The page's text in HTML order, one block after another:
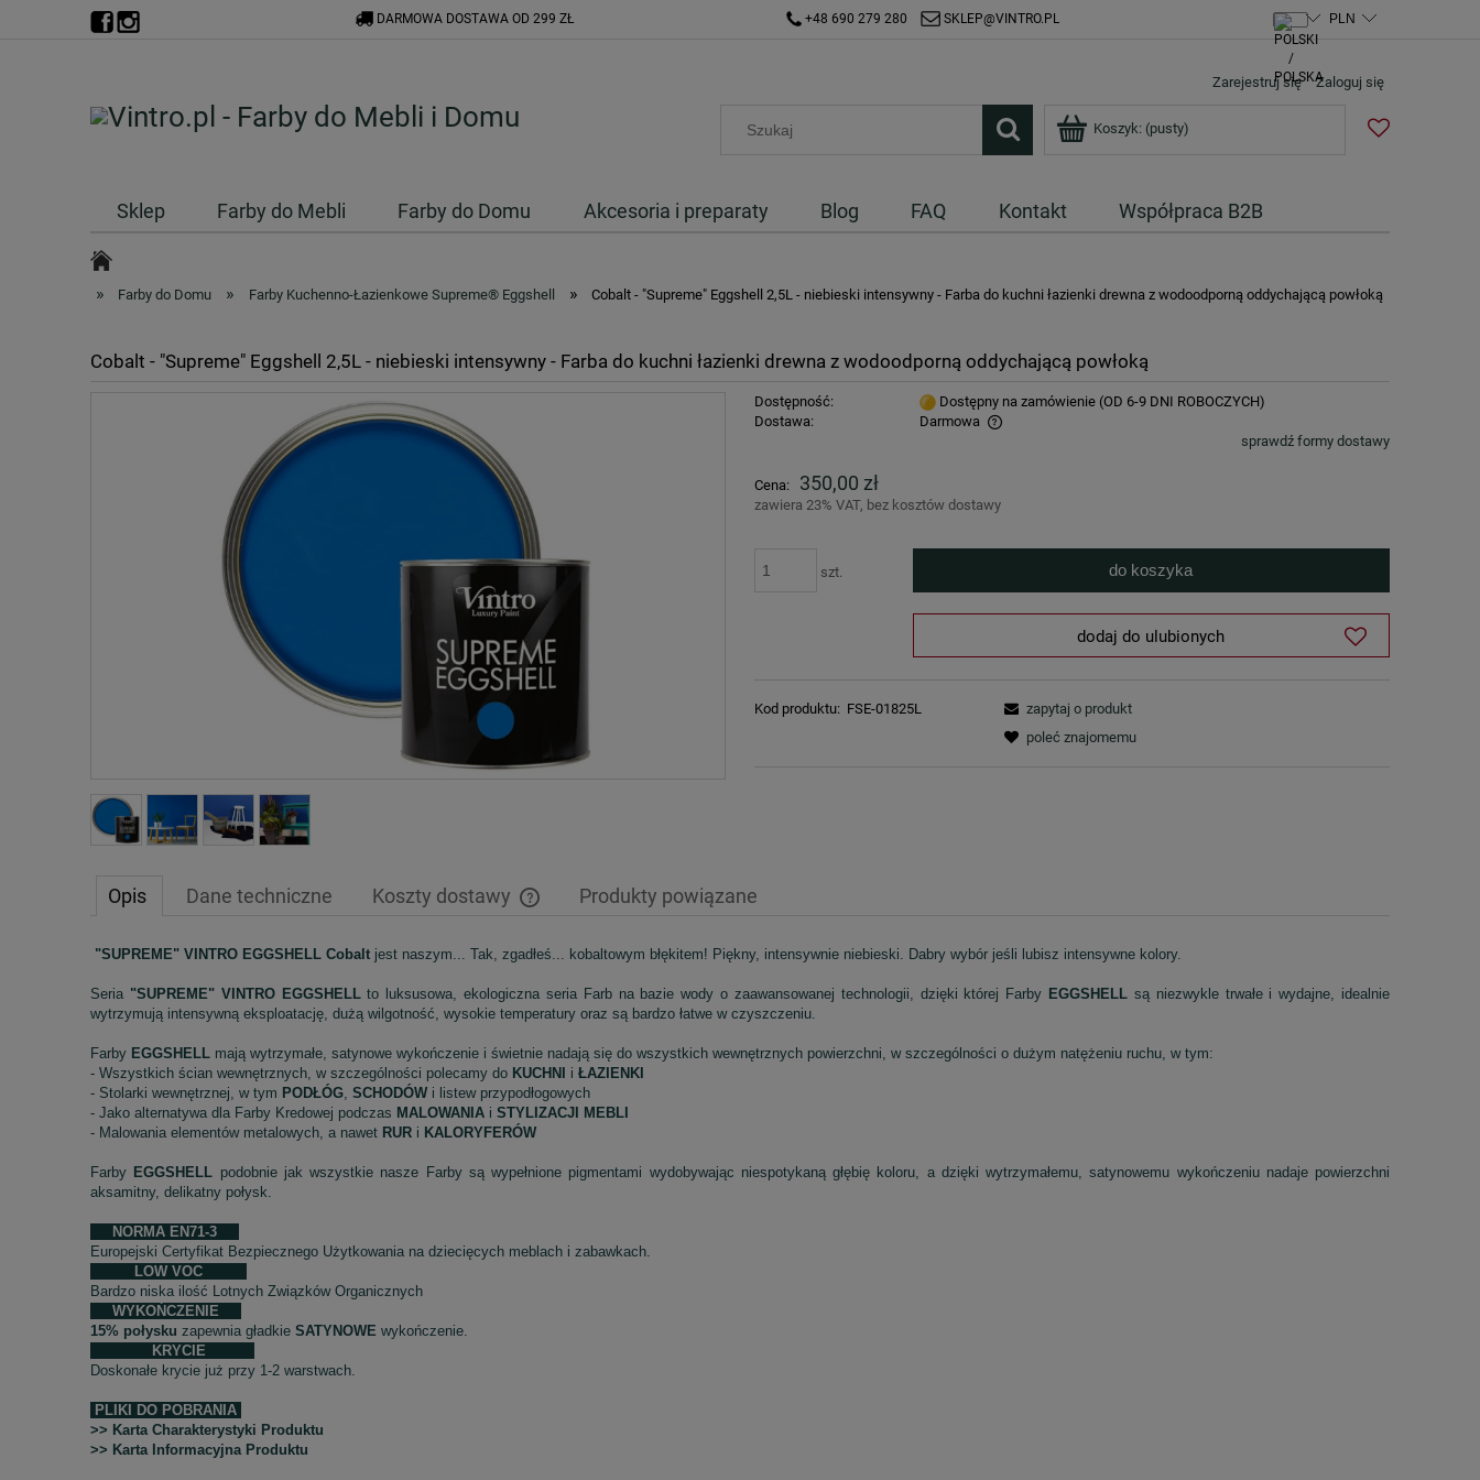
DARMOWA DOSTAWA OD 299 ZŁ +48 690 279 280 SKLEP@VINTRO.PL
Zarejestruj się Zaloguj się
Koszyk: (pusty)
Sklep Farby do Mebli Farby do Domu Akcesoria i preparaty Blog FAQ Kontakt Współpraca B2B
» Farby do Domu » Farby Kuchenno-Łazienkowe Supreme® Eggshell » Cobalt - "Supreme" Eggshell 2,5L - niebieski intensywny - Farba do kuchni łazienki drewna z wodoodporną oddychającą powłoką
Cobalt - "Supreme" Eggshell 2,5L - niebieski intensywny - Farba do kuchni łazienki drewna z wodoodporną oddychającą powłoką
Dostępność:
Dostępny na zamówienie (OD 6-9 DNI ROBOCZYCH)
Dostawa:
Darmowa
Cena nie zawiera ewentualnych kosztów
płatności
sprawdź formy dostawy
Cena: 350,00 zł
zawiera 23% VAT, bez kosztów dostawy
szt. do koszyka
dodaj do ulubionych
Kod produktu: FSE-01825L
zapytaj o produkt
poleć znajomemu
Opis Dane techniczne Koszty dostawy
Cena nie zawiera ewentualnych kosztów
Produkty powiązane
"SUPREME" VINTRO EGGSHELL Cobalt jest naszym... Tak, zgadłeś... kobaltowym błękitem! Piękny, intensywnie niebieski. Dabry wybór jeśli lubisz intensywne kolory.
Seria "SUPREME" VINTRO EGGSHELLto luksusowa, ekologiczna seria Farb na bazie wody o zaawansowanej technologii, dzięki której Farby EGGSHELL są niezwykle trwałe i wydajne, idealnie
wytrzymują intensywną eksploatację, dużą wilgotność, wysokie temperatury oraz są bardzo łatwe w czyszczeniu.
Farby EGGSHELL mają wytrzymałe, satynowe wykończenie i świetnie nadają się do wszystkich wewnętrznych powierzchni, w szczególności o dużym natężeniu ruchu, w tym:
- Wszystkich ścian wewnętrznych, w szczególności polecamy do KUCHNI i ŁAZIENKI
- Stolarki wewnętrznej, w tym PODŁÓG SCHODÓW i listew przypodłogowych
- Jako alternatywa dla Farby Kredowej podczas MALOWANIA i STYLIZACJI MEBLI
- Malowania elementów metalowych, a nawet RUR i KALORYFERÓW
Farby EGGSHELL podobnie jak wszystkie nasze Farby są wypełnione pigmentami wydobywając niespotykaną głębię koloru, a dzięki wytrzymałemu, satynowemu wykończeniu nadaje powierzchni
aksamitny, delikatny połysk.
NORMA EN71-3
Europejski Certyfikat Bezpiecznego Użytkowania na dziecięcych meblach i zabawkach.
LOW VOC
Bardzo niska ilość Lotnych Związków Organicznych
WYKOŃCZENIE
15% połysku zapewnia gładkie SATYNOWE wykończenie.
KRYCIE
Doskonałe krycie już przy 1-2 warstwach.
PLIKI DO POBRANIA
>> Karta Charakterystyki Produktu
>> Karta Informacyjna Produktu